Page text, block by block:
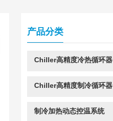
产品分类
Chiller高精度冷热循环器
Chiller高精度制冷循环器
制冷加热动态控温系统